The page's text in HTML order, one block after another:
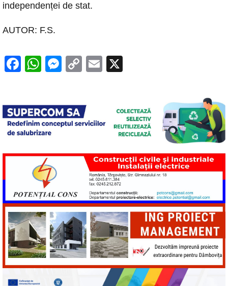
independenței de stat.
AUTOR: F.S.
F
e
b
o
W
s
A
p
M
e
n
er
C
y
Li
k
E